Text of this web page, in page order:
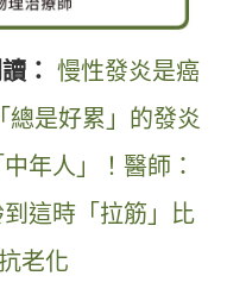
： 慢性發炎是癌
總是好累」的發炎
年人」！醫師：
到這時「拉筋」比
老化